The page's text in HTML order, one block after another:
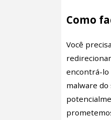
Como
Você
encontrá-lo
malware